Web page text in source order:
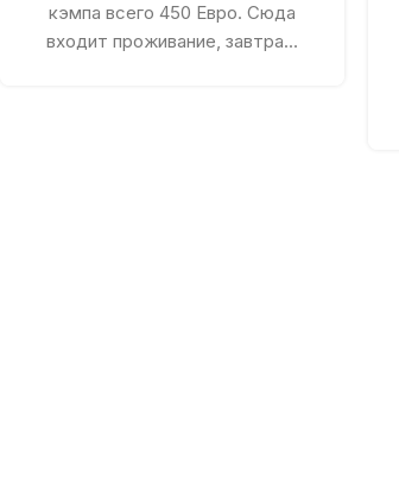
кэмпа всего 450 Евро. Сюда
входит проживание, завтра...